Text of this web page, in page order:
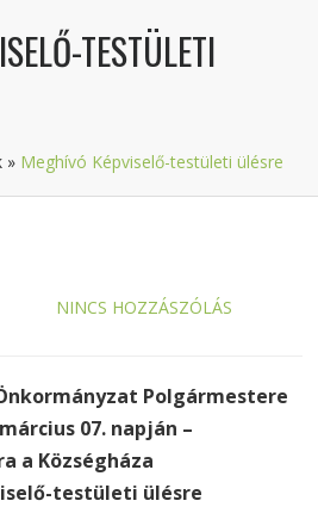
TESTÜLETI
» Meghívó Képviselő-testületi ülésre
NINCS HOZZÁSZÓLÁS
Polgármestere
07. napján –
a Községháza
testületi ülésre